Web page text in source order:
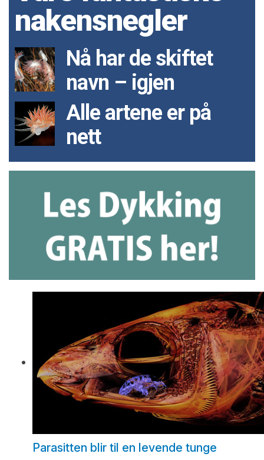
nakensnegler
Nå har de skiftet
navn – igjen
Alle artene er på
nett
Parasitten blir til en levende tunge